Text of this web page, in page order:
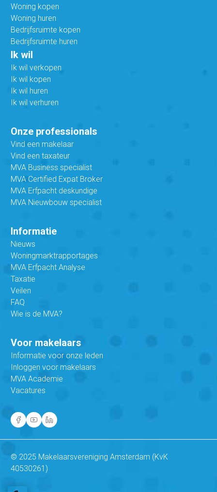
Woning kopen
Woning huren
Bedrijfsruimte kopen
Bedrijfsruimte huren
Ik wil
Ik wil verkopen
Ik wil kopen
Ik wil huren
Ik wil verhuren
Onze professionals
Vind een makelaar
Vind een taxateur
MVA Business specialist
MVA Certified Expat Broker
MVA Erfpacht deskundige
MVA Nieuwbouw specialist
Informatie
Nieuws
Woningmarktrapportages
MVA Erfpacht Analyse
Taxatie
Veilen
FAQ
Wie is de MVA?
Voor makelaars
Informatie voor onze leden
Inloggen voor makelaars
MVA Academie
Vacatures
© 2025 Makelaarsvereniging Amsterdam (KvK
40530261)